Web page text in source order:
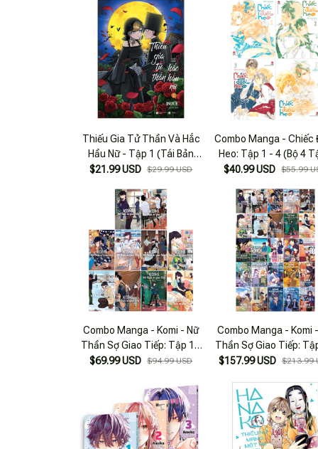
Thiếu Gia Tử Thần Và Hắc
Hầu Nữ - Tập 1 (Tái Bản
2025)
$21.99 USD $29.99 USD
Combo Manga - Chiếc
Heo: Tập 1 - 4 (Bộ 4
$40.99 USD
$55.99
Combo Manga - Komi - Nữ
Thần Sợ Giao Tiếp: Tập 1 -
10 (Bộ 10 Tập)
$69.99 USD $94.99 USD
Combo Manga - Komi
Thần Sợ Giao Tiếp:
25 (Bộ 25 Tập)
$157.99 USD $213.99